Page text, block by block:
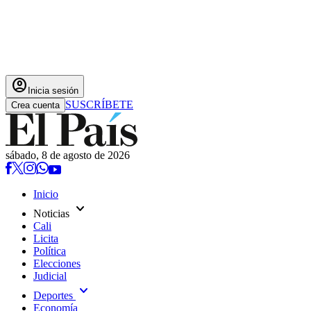
account_circle Inicia sesión
Crea cuenta SUSCRÍBETE
sábado, 8 de agosto de 2026
Inicio
Noticias expand_more
Cali
Licita
Política
Elecciones
Judicial
Deportes expand_more
Economía